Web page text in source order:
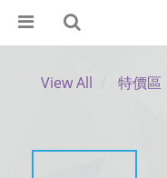
View All 特價區